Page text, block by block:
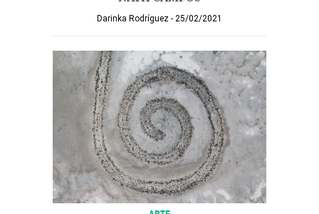
Darinka Rodríguez 25/02/2021